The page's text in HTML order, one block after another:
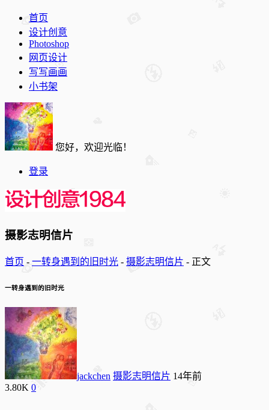
首页
设计创意
Photoshop
网页设计
写写画画
小书架
您好，欢迎光临！
登录
摄影志明信片
首页 - 一转身遇到的旧时光 - 摄影志明信片 - 正文
一转身遇到的旧时光
jackchen 摄影志明信片 14年前
3.80K 0